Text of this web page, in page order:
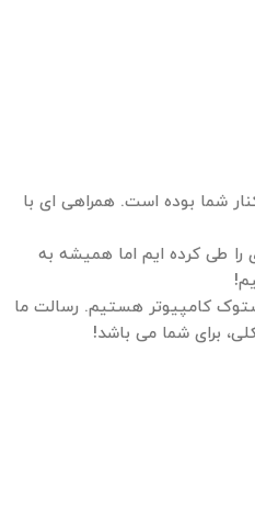
۹۱ تاکنون در کنار شما بوده است. همراهی ای با
را طی کرده ایم اما همیشه به
کامپیوتر هستیم. رسالت ما
برای شما می باشد!